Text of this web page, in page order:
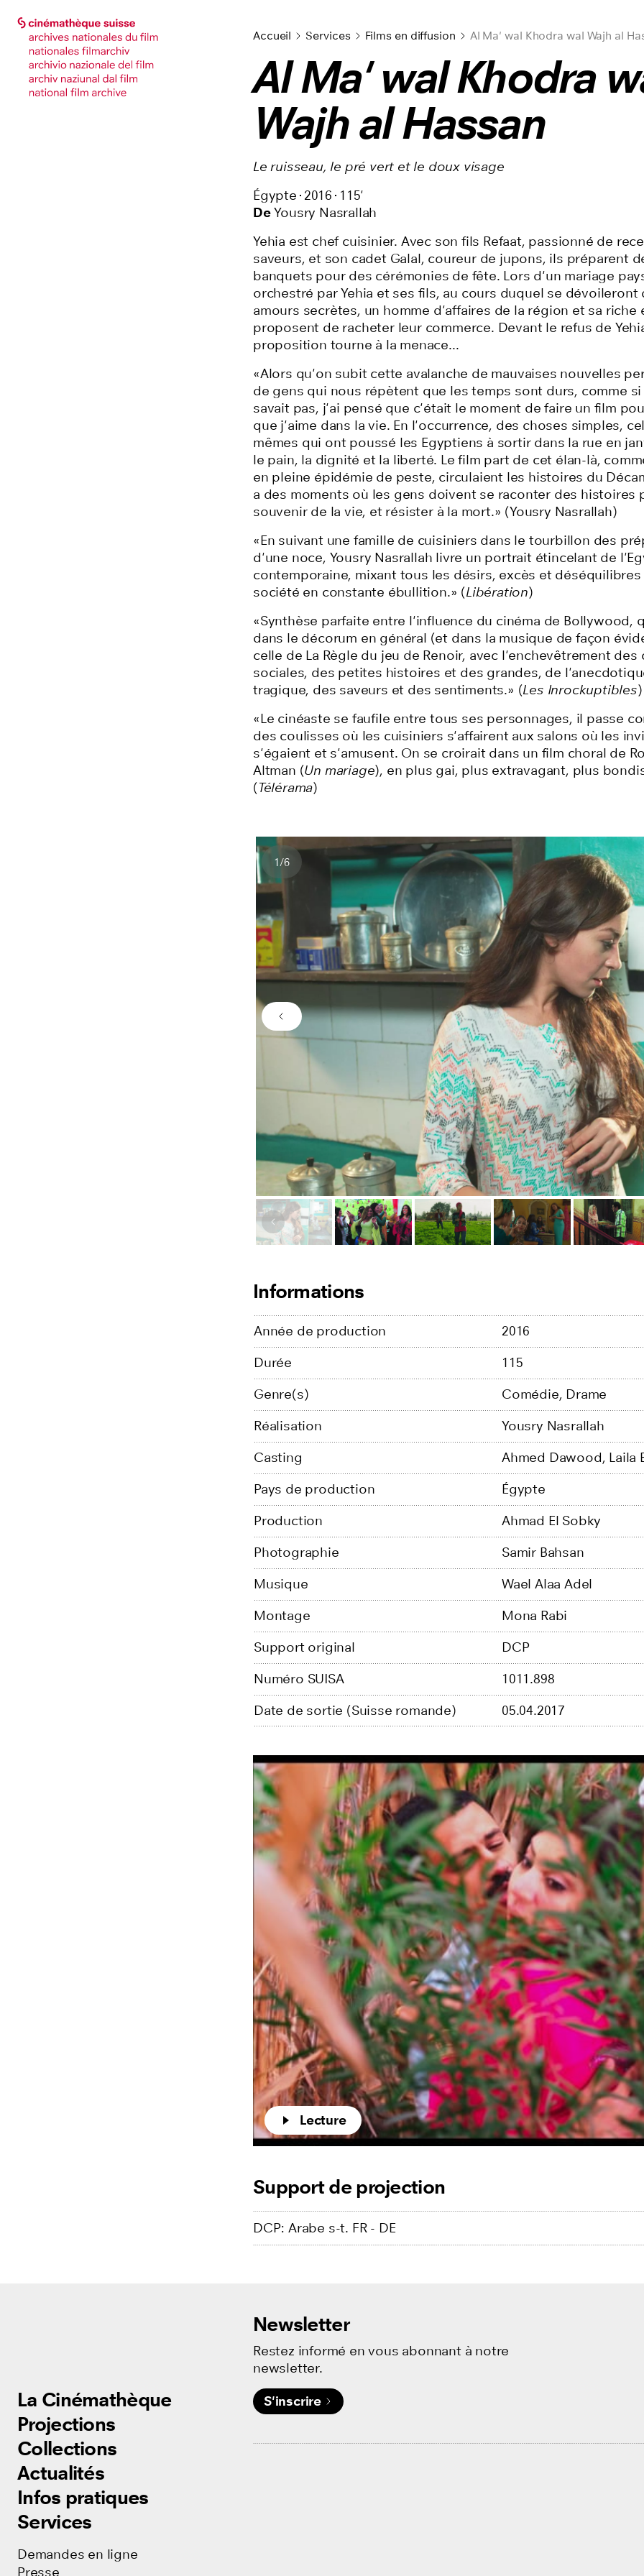
Accéder à la page principale
La Cinémathèque
Projections
Collections
Actualités
Infos pratiques
Services
Demandes en ligne
Presse
Accéder à la page principale
La Cinémathèque
Projections
Collections
Actualités
Infos pratiques
Services
Demandes en ligne
Presse
Accueil Services Films en diffusion Al Ma' wal Khodra wal Wajh al
Al Ma' wal Khodra
Wajh al Hassan
Le ruisseau, le pré vert et le doux visage
Égypte 2016 115'
DeYousry Nasrallah
Yehia est chef cuisinier. Avec son fils Refaat, passionné de
saveurs, et son cadet Galal, coureur de jupons, ils préparent
banquets pour des cérémonies de fête. Lors d'un mariage
orchestré par Yehia et ses fils, au cours duquel se dévoileront
amours secrètes, un homme d'affaires de la région et sa riche
proposent de racheter leur commerce. Devant le refus de
proposition tourne à la menace...
«Alors qu'on subit cette avalanche de mauvaises nouvelles
de gens qui nous répètent que les temps sont durs, comme si
savait pas, j'ai pensé que c'était le moment de faire un film
que j'aime dans la vie. En l'occurrence, des choses simples,
mêmes qui ont poussé les Egyptiens à sortir dans la rue en
le pain, la dignité et la liberté. Le film part de cet élan-là,
en pleine épidémie de peste, circulaient les histoires du
a des moments où les gens doivent se raconter des histoires
souvenir de la vie, et résister à la mort.» (Yousry Nasrallah)
«En suivant une famille de cuisiniers dans le tourbillon des
d'une noce, Yousry Nasrallah livre un portrait étincelant de
contemporaine, mixant tous les désirs, excès et
société en constante ébullition.» (Libération)
«Synthèse parfaite entre l'influence du cinéma de Bollywood,
dans le décorum en général (et dans la musique de façon
celle de La Règle du jeu de Renoir, avec l'enchevêtrement des
sociales, des petites histoires et des grandes, de
tragique, des saveurs et des sentiments.» (Les Inrockuptibles)
«Le cinéaste se faufile entre tous ses personnages, il passe
des coulisses où les cuisiniers s'affairent aux salons où les
s'égaient et s'amusent. On se croirait dans un film choral de
Altman (Un mariage), en plus gai, plus extravagant, plus
(Télérama)
Nombres d'images
1/6
Image précédente
Image précédente
Informations
Année de production
2016
Durée
115
Genre(s)
Comédie, Drame
Réalisation
Yousry Nasrallah
Casting
Ahmed Dawood, Laila
Pays de production
Égypte
Production
Ahmad El Sobky
Photographie
Samir Bahsan
Musique
Wael Alaa Adel
Montage
Mona Rabi
Support original
DCP
Numéro SUISA
1011.898
Date de sortie (Suisse romande)
05.04.2017
Lecture
Support de projection
DCP: Arabe s-t. FR - DE
Newsletter
Restez informé en vous abonnant à notre
newsletter.
S'inscrire